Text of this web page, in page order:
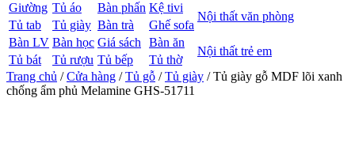
Giường Tủ áo Bàn phấn Kệ tivi
Nội thất văn phòng
Tủ tab Tủ giày Bàn trà
Ghế sofa
Bàn LV Bàn học Giá sách Bàn ăn
Nội thất trẻ em
Tủ bát Tủ rượu Tủ bếp
Tủ thờ
Trang chủ /Cửa hàng /Tủ gỗ /Tủ giày / Tủ giày gỗ MDF lõi xanh
chống ẩm phủ Melamine GHS-51711